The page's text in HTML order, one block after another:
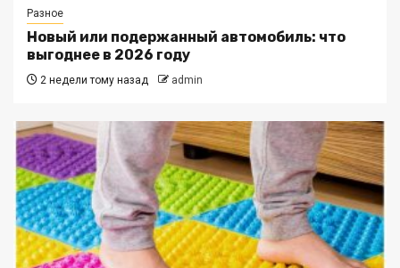
Разное
Новый или подержанный автомобиль: что
выгоднее в 2026 году
2 недели тому назад admin